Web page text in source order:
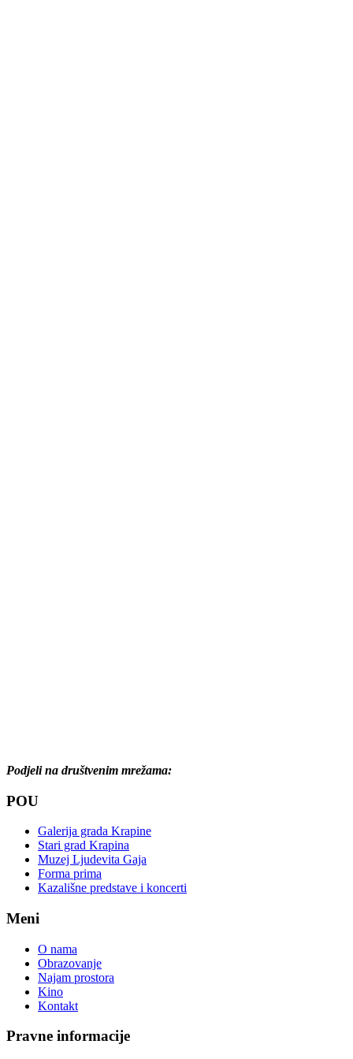
Podjeli na društvenim mrežama:
POU
Galerija grada Krapine
Stari grad Krapina
Muzej Ljudevita Gaja
Forma prima
Kazališne predstave i koncerti
Meni
O nama
Obrazovanje
Najam prostora
Kino
Kontakt
Pravne informacije